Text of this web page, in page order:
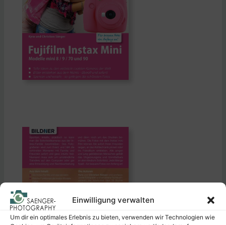
Einwilligung verwalten
Um dir ein optimales Erlebnis zu bieten, verwenden wir Technologien wie